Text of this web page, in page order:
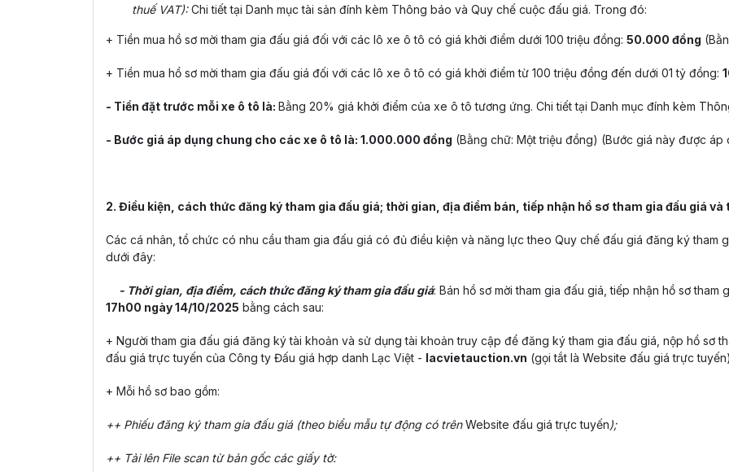
thuế VAT):Chi tiết tại Danh mục tài sản đính kèm Thông báo và Quy chế cuộc đấu giá. Trong đó:
+ Tiền mua hồ sơ mời tham gia đấu giá đối với các lô xe ô tô có giá khởi điểm dưới 100 triệu đồng: 50.000 đồng
+ Tiền mua hồ sơ mời tham gia đấu giá đối với các lô xe ô tô có giá khởi điểm từ 100 triệu đồng đến dưới 01 tỷ đồng:
- Tiền đặt trước mỗi xe ô tô là: Bằng 20% giá khởi điểm của xe ô tô tương ứng. Chi tiết tại Danh mục đính kèm
- Bước giá áp dụng chung cho các xe ô tô là: 1.000.000 đồng (Bằng chữ: Một triệu đồng) (Bước giá này được
2. Điều kiện, cách thức đăng ký tham gia đấu giá; thời gian, địa điểm bán, tiếp nhận hồ sơ tham gia đấu giá
Các cá nhân, tổ chức có nhu cầu tham gia đấu giá có đủ điều kiện và năng lực theo Quy chế đấu giá đăng ký tham
dưới đây:
- Thời gian, địa điểm, cách thức đăng ký tham gia đấu giá: Bán hồ sơ mời tham gia đấu giá, tiếp nhận hồ sơ tham
17h00 ngày 14/10/2025 bằng cách sau:
+ Người tham gia đấu giá đăng ký tài khoản và sử dụng tài khoản truy cập để đăng ký tham gia đấu giá, nộp hồ sơ
đấu giá trực tuyến của Công ty Đấu giá hợp danh Lạc Việt - lacvietauction.vn (gọi tắt là Website đấu giá trực
+ Mỗi hồ sơ bao gồm:
++ Phiếu đăng ký tham gia đấu giá (theo biểu mẫu tự động có trênWebsite đấu giá trực tuyến);
++ Tải lên File scan từ bản gốc các giấy tờ: